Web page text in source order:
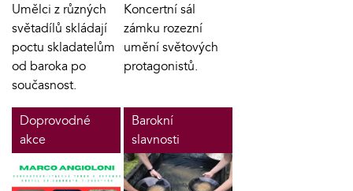
Umělci z různých
světadílů skládají
poctu skladatelům
od baroka po
současnost.
Koncertní sál
zámku rozezní
umění světových
protagonistů.
Doprovodné
akce
Barokní
slavnosti